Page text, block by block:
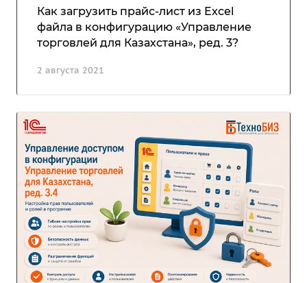
2 августа 2021
Как загрузить прайс-лист из Excel
файла в конфигурацию «Управление
торговлей для Казахстана», ред. 3?